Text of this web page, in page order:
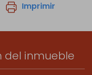
Imprimir
del inmueble